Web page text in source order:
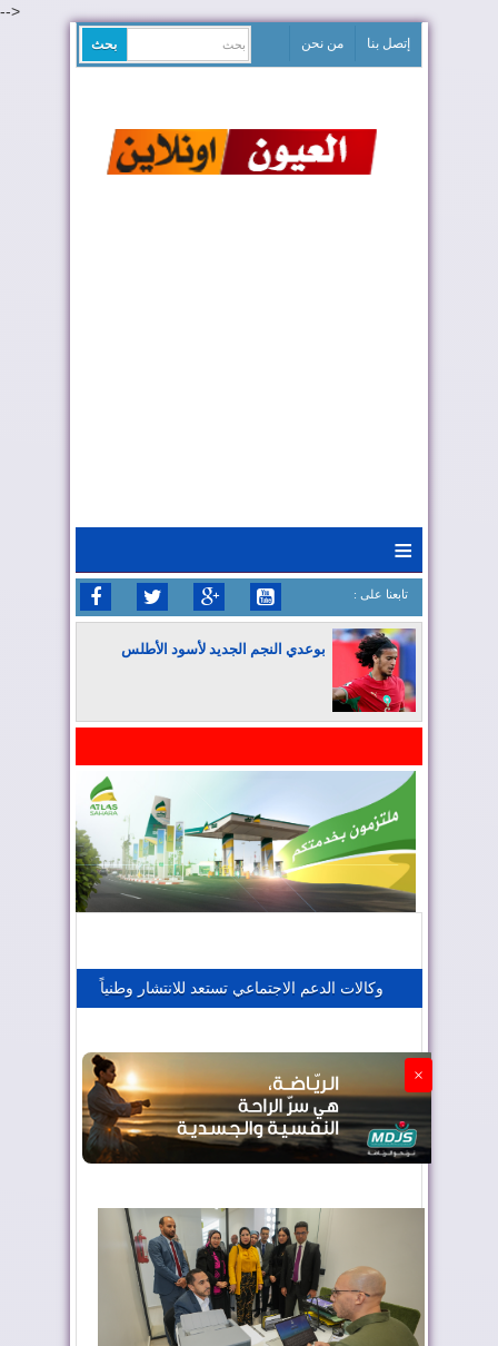
-->
إتصل بنا من نحن
≡
: تابعنا على
بوعدي النجم الجديد لأسود الأطلس
المغرب يعزز موقعه في صناعة الطيران
وكالات الدعم الاجتماعي تستعد للانتشار وطنياً
×